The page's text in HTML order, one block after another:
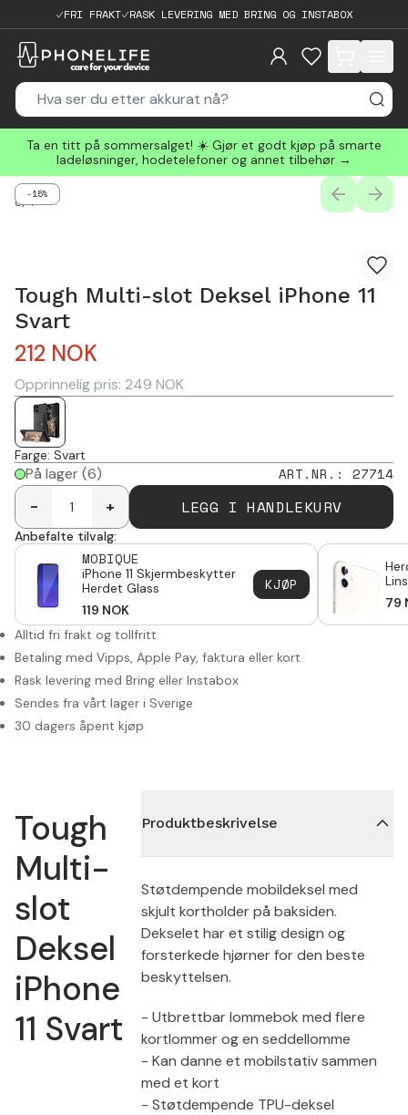
FRI FRAKT RASK LEVERING MED BRING OG INSTABOX
items in cart,
Ta en titt på sommersalget! ☀️ Gjør et godt kjøp på smarte
ladeløsninger, hodetelefoner og annet tilbehør →
-15%
0/4
Tough Multi-slot Deksel iPhone 11
Svart
212 NOK
Opprinnelig pris: 249 NOK
Farge: Svart
På lager(6) ART.NR. : 27714
-
+ LEGG I HANDLEKURV
Anbefalte tilvalg:
MOBIQUE
iPhone 11 Skjermbeskytter
Herdet Glass
119 NOK
KJØP
79
Alltid fri frakt og tollfritt
Betaling med Vipps, Apple Pay, faktura eller kort
Rask levering med Bring eller Instabox
Sendes fra vårt lager i Sverige
30 dagers åpent kjøp
Tough
Multi-
slot
Deksel
iPhone
11 Svart
Produktbeskrivelse
Støtdempende mobildeksel med
skjult kortholder på baksiden.
Dekselet har et stilig design og
forsterkede hjørner for den beste
beskyttelsen.
- Utbrettbar lommebok med flere
kortlommer og en seddellomme
- Kan danne et mobilstativ sammen
med et kort
- Støtdempende TPU-deksel